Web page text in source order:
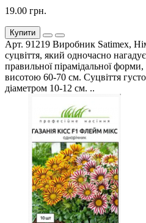
19.00 грн.
Купити
Арт. 91219 Виробник Satimex,
суцвіття, який одночасно
правильної пірамідальної
висотою 60-70 см. Суцвіття
діаметром 10-12 см. ..